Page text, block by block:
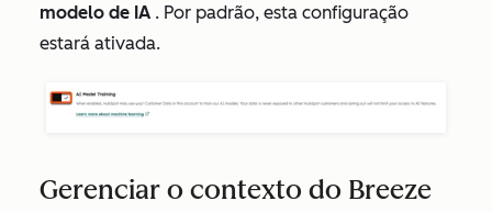
modelo de IA . Por padrão, esta configuração
estará ativada.
Gerenciar o contexto do Breeze